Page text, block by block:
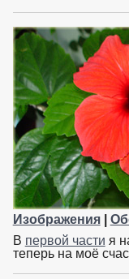
Изображения|
В первой части я
теперь на моё